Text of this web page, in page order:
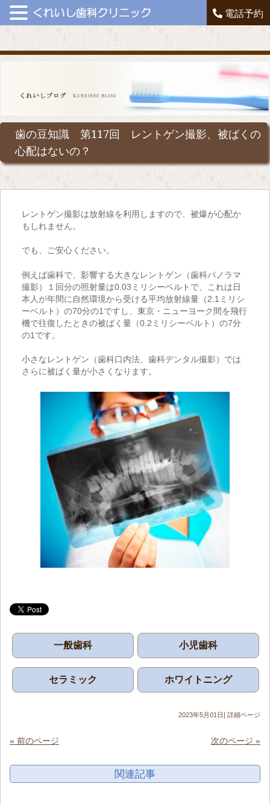
電話予約
歯の豆知識 第117回 レントゲン撮影、被ばくの
心配はないの？
レントゲン撮影は放射線を利用しますので、被爆が心配か
もしれません。
でも、ご安心ください。
例えば歯科で、影響する大きなレントゲン（歯科パノラマ
撮影）１回分の照射量は0.03 ミリシーベルトで、これは日
本人が年間に自然環境から受ける平均放射線量（2.1 ミリシ
ーベルト）の70分の1 ですし、東京・ニューヨーク間を飛行
機で往復したときの被ばく量（0.2 ミリシーベルト）の7分
の1 です。
小さなレントゲン（歯科口内法、歯科デンタル撮影）では
さらに被ばく量が小さくなります。
一般歯科 小児歯科
セラミック ホワイトニング
2023年5月01日| 詳細ページ
« 前のページ 次のページ »
関連記事